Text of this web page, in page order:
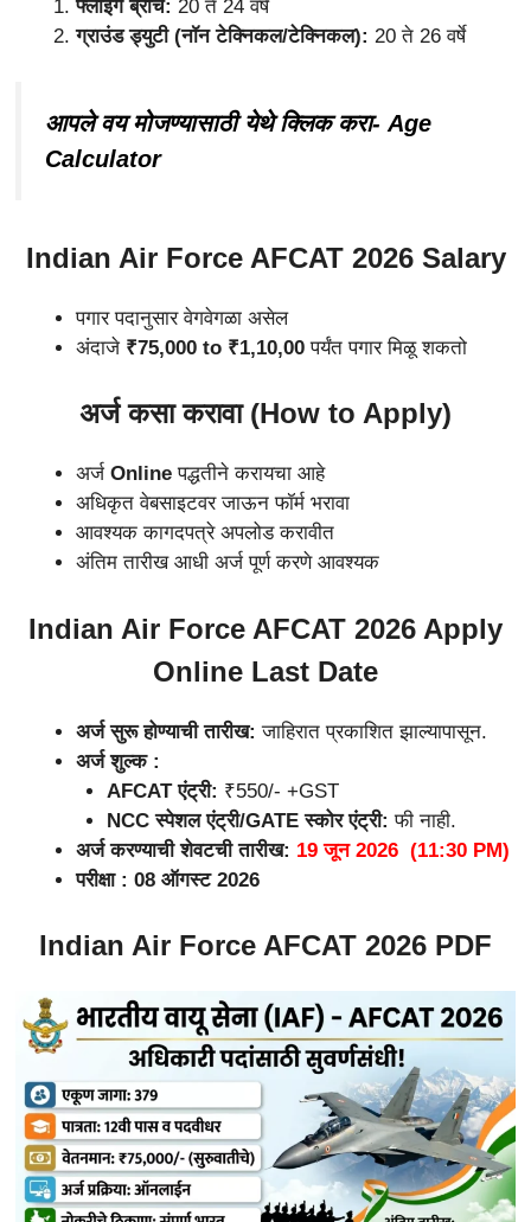
फ्लाइंग ब्रांच: 20 ते 24 वर्षे
ग्राउंड ड्युटी (नॉन टेक्निकल/टेक्निकल): 20 ते 26 वर्षे
आपले वय मोजण्यासाठी येथे क्लिक करा- Age
Calculator
Indian Air Force AFCAT 2026 Salary
पगार पदानुसार वेगवेगळा असेल
अंदाजे ₹75,000 to ₹1,10,00 पर्यंत पगार मिळू शकतो
अर्ज कसा करावा (How to Apply)
अर्ज Online पद्धतीने करायचा आहे
अधिकृत वेबसाइटवर जाऊन फॉर्म भरावा
आवश्यक कागदपत्रे अपलोड करावीत
अंतिम तारीख आधी अर्ज पूर्ण करणे आवश्यक
Indian Air Force AFCAT 2026 Apply
Online Last Date
अर्ज सुरू होण्याची तारीख: जाहिरात प्रकाशित झाल्यापासून.
अर्ज शुल्क :
AFCAT एंट्री: ₹550/- +GST
NCC स्पेशल एंट्री/GATE स्कोर एंट्री:फी नाही.
अर्ज करण्याची शेवटची तारीख: 19 जून 2026 (11:30 PM)
परीक्षा : 08 ऑगस्ट 2026
Indian Air Force AFCAT 2026 PDF